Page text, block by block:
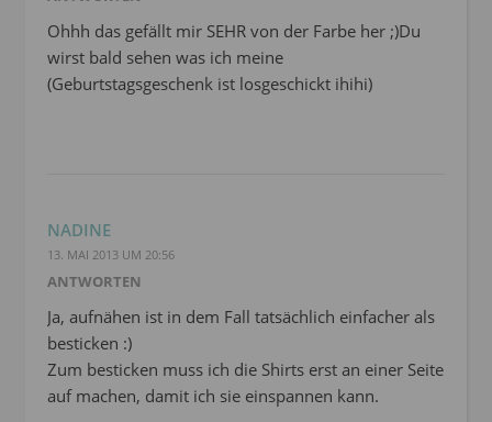
Ohhh das gefällt mir SEHR von der Farbe her ;)Du
wirst bald sehen was ich meine
(Geburtstagsgeschenk ist losgeschickt ihihi)
NADINE
13. MAI 2013 UM 20:56
ANTWORTEN
Ja, aufnähen ist in dem Fall tatsächlich einfacher als
besticken :)
Zum besticken muss ich die Shirts erst an einer Seite
auf machen, damit ich sie einspannen kann.